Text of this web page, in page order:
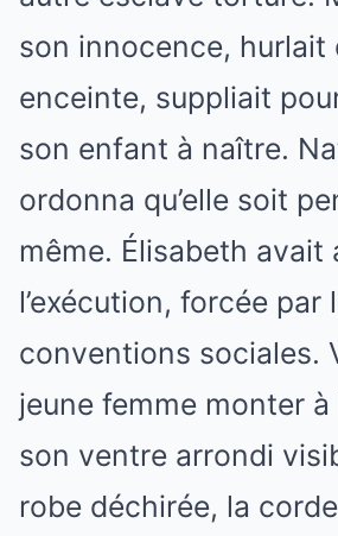
son innocence, hurlait
enceinte, suppliait
son enfant à naître.
ordonna qu’elle soit
même. Élisabeth avait
l’exécution, forcée par
conventions sociales.
jeune femme monter à
son ventre arrondi
robe déchirée, la